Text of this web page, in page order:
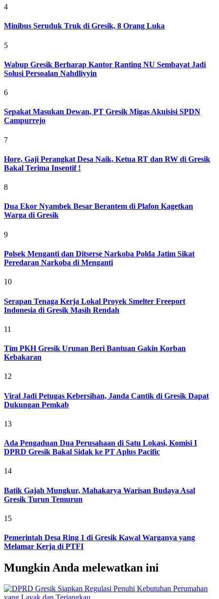
4
Minibus Seruduk Truk di Gresik, 8 Orang Luka
5
Wabup Gresik Berharap Kantor Ranting NU Sembayat Jadi
Solusi Persoalan Nahdliyyin
6
Sepakat Masukan Dewan, PT Gresik Migas Akuisisi SPDN
Campurrejo
7
Hore, Gaji Perangkat Desa Naik, Ketua RT dan RW di Gresik
Bakal Terima Insentif !
8
Dua Ekor Nyambek Besar Berantem di Plafon Kagetkan
Warga di Gresik
9
Polsek Menganti dan Ditserse Narkoba Polda Jatim Sikat
Peredaran Narkoba di Menganti
10
Serapan Tenaga Kerja Lokal Proyek Smelter Freeport
Indonesia di Gresik Masih Rendah
11
Tim PKH Gresik Urunan Beri Bantuan Gakin Korban
Kebakaran
12
Viral Jadi Petugas Kebersihan, Janda Cantik di Gresik Dapat
Dukungan Pemkab
13
Ada Pengaduan Dua Perusahaan di Satu Lokasi, Komisi I
DPRD Gresik Bakal Sidak ke PT Aplus Pacific
14
Batik Gajah Mungkur, Mahakarya Warisan Budaya Asal
Gresik Turun Temurun
15
Pemerintah Desa Ring 1 di Gresik Kawal Warganya yang
Melamar Kerja di PTFI
Mungkin Anda melewatkan ini